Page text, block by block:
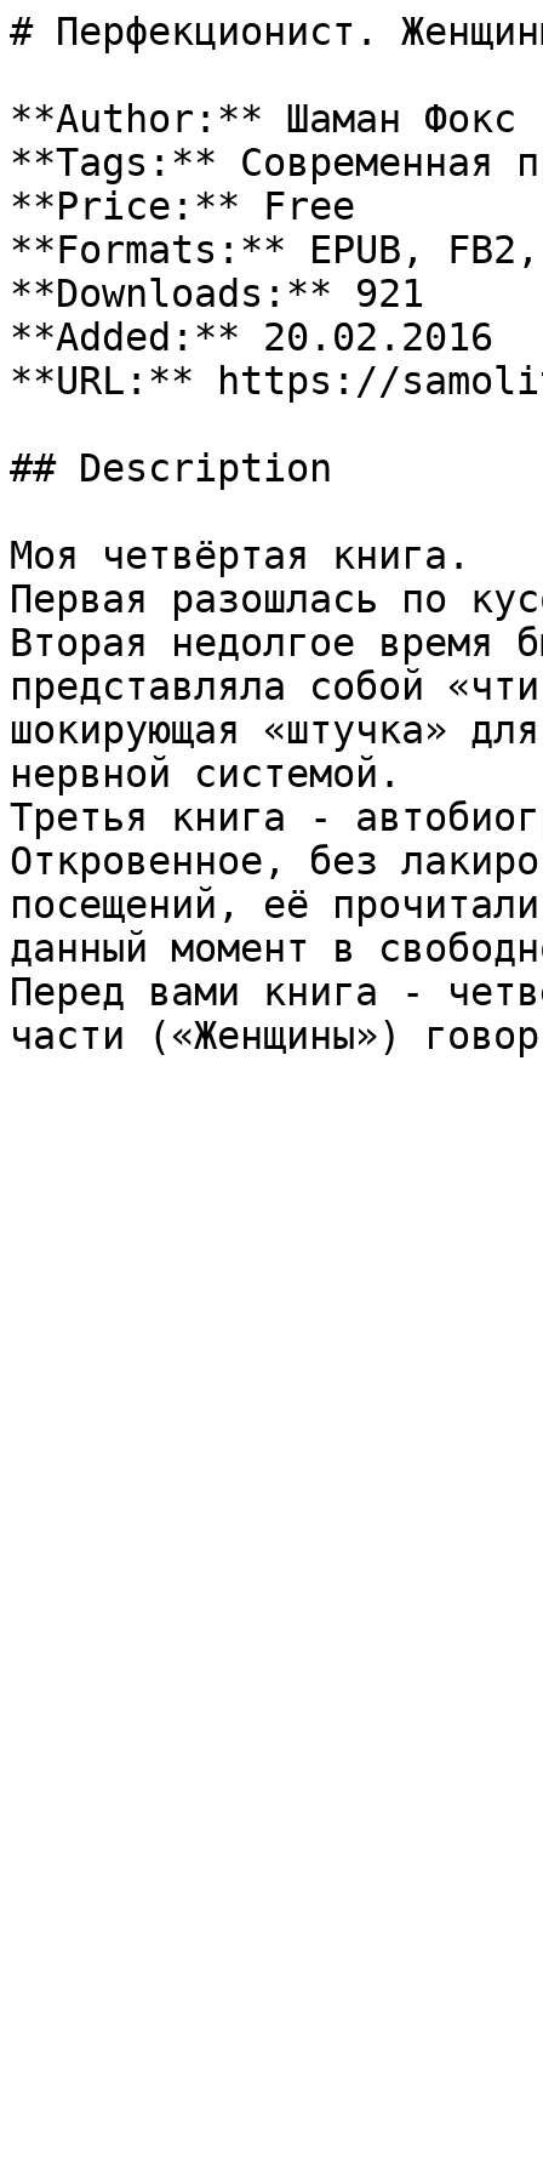
# Перфекционист.
**Author:** Шаман Фокс
**Tags:** Современная
**Price:** Free
**Formats:** EPUB, FB2,
**Downloads:** 921
**Added:** 20.02.2016
**URL:** https://
## Description
Моя четвёртая книга.
Первая разошлась по
Вторая недолгое время
представляла собой
шокирующая «штучка»
нервной системой.
Третья книга -
Откровенное, без
посещений, её
данный момент в
Перед вами книга -
части («Женщины»)